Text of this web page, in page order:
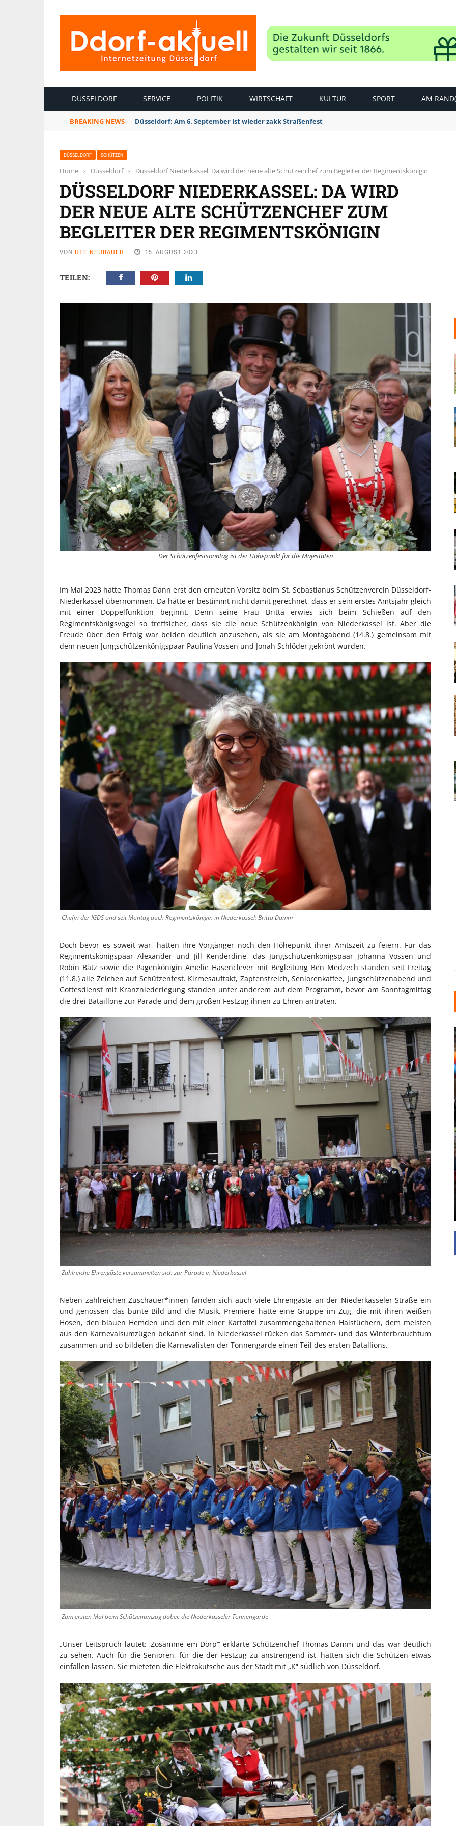
DÜSSELDORF SERVICE POLITIK WIRTSCHAFT KULTUR SPORT AM
BREAKING NEWS Düsseldorf Kalkum: Bei Sondierungsarbeiten Panzergranate entdeckt und erfolgreich gesprengt
DÜSSELDORF SCHÜTZEN
Home › Düsseldorf › Düsseldorf Niederkassel: Da wird der neue alte Schützenchef zum Begleiter der Regimentskönigin
DÜSSELDORF NIEDERKASSEL: DA WIRD
DER NEUE ALTE SCHÜTZENCHEF ZUM
BEGLEITER DER REGIMENTSKÖNIGIN
VON UTE NEUBAUER 15. AUGUST 2023
TEILEN:
Der Schützenfestsonntag ist der Höhepunkt für die Majestäten
Im Mai 2023 hatte Thomas Dann erst den erneuten Vorsitz beim St. Sebastianus Schützenverein Düsseldorf-
Niederkassel übernommen. Da hätte er bestimmt nicht damit gerechnet, dass er sein erstes Amtsjahr gleich
mit einer Doppelfunktion beginnt. Denn seine Frau Britta erwies sich beim Schießen auf den
Regimentskönigsvogel so treffsicher, dass sie die neue Schützenkönigin von Niederkassel ist. Aber die
Freude über den Erfolg war beiden deutlich anzusehen, als sie am Montagabend (14.8.) gemeinsam mit
dem neuen Jungschützenkönigspaar Paulina Vossen und Jonah Schlöder gekrönt wurden.
Chefin der IGDS und seit Montag auch Regimentskönigin in Niederkassel: Britta Damm
Doch bevor es soweit war, hatten ihre Vorgänger noch den Höhepunkt ihrer Amtszeit zu feiern. Für das
Regimentskönigspaar Alexander und Jill Kenderdine, das Jungschützenkönigspaar Johanna Vossen und
Robin Bätz sowie die Pagenkönigin Amelie Hasenclever mit Begleitung Ben Medzech standen seit Freitag
(11.8.) alle Zeichen auf Schützenfest. Kirmesauftakt, Zapfenstreich, Seniorenkaffee, Jungschützenabend und
Gottesdienst mit Kranzniederlegung standen unter anderem auf dem Programm, bevor am Sonntagmittag
die drei Bataillone zur Parade und dem großen Festzug ihnen zu Ehren antraten.
Zahlreiche Ehrengäste versammelten sich zur Parade in Niederkassel
Neben zahlreichen Zuschauer*innen fanden sich auch viele Ehrengäste an der Niederkasseler Straße ein
und genossen das bunte Bild und die Musik. Premiere hatte eine Gruppe im Zug, die mit ihren weißen
Hosen, den blauen Hemden und den mit einer Kartoffel zusammengehaltenen Halstüchern, dem meisten
aus den Karnevalsumzügen bekannt sind. In Niederkassel rücken das Sommer- und das Winterbrauchtum
zusammen und so bildeten die Karnevalisten der Tonnengarde einen Teil des ersten Batallions.
Zum ersten Mal beim Schützenumzug dabei: die Niederkasseler Tonnengarde
„Unser Leitspruch lautet: ‚Zosamme em Dörp‘“ erklärte Schützenchef Thomas Damm und das war deutlich
zu sehen. Auch für die Senioren, für die der Festzug zu anstrengend ist, hatten sich die Schützen etwas
einfallen lassen. Sie mieteten die Elektrokutsche aus der Stadt mit „K“ südlich von Düsseldorf.
INDUSTRIELLER CHIC: WIE
KUNSTSTOFFFENSTER DEN
LOFT-STIL IN IHREM
EINFAMILIENHAUS
UNTERSTÜTZEN
Die Inspiration des industriellen Chics sind die
Werkshallen des Industriezeitalters. Die Basis für
diesen Stil sind große Räume, schlicht gehalten
mit rustikalen Elementen und großen
Fensterflächen. Wie so vieles wurde ...